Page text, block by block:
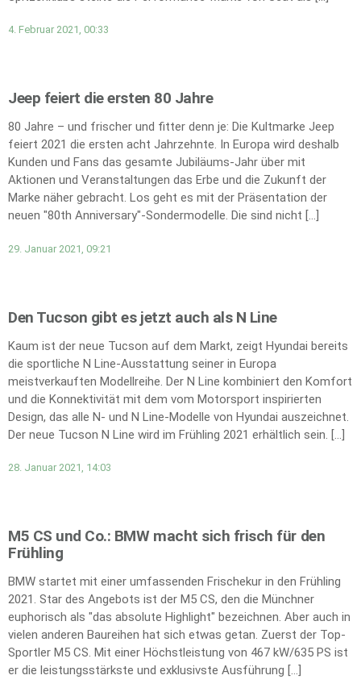
4. Februar 2021, 00:33
Jeep feiert die ersten 80 Jahre
80 Jahre – und frischer und fitter denn je: Die Kultmarke Jeep
feiert 2021 die ersten acht Jahrzehnte. In Europa wird deshalb
Kunden und Fans das gesamte Jubiläums-Jahr über mit
Aktionen und Veranstaltungen das Erbe und die Zukunft der
Marke näher gebracht. Los geht es mit der Präsentation der
neuen "80th Anniversary"-Sondermodelle. Die sind nicht […]
29. Januar 2021, 09:21
Den Tucson gibt es jetzt auch als N Line
Kaum ist der neue Tucson auf dem Markt, zeigt Hyundai bereits
die sportliche N Line-Ausstattung seiner in Europa
meistverkauften Modellreihe. Der N Line kombiniert den Komfort
und die Konnektivität mit dem vom Motorsport inspirierten
Design, das alle N- und N Line-Modelle von Hyundai auszeichnet.
Der neue Tucson N Line wird im Frühling 2021 erhältlich sein. […]
28. Januar 2021, 14:03
M5 CS und Co.: BMW macht sich frisch für den
Frühling
BMW startet mit einer umfassenden Frischekur in den Frühling
2021. Star des Angebots ist der M5 CS, den die Münchner
euphorisch als "das absolute Highlight" bezeichnen. Aber auch in
vielen anderen Baureihen hat sich etwas getan. Zuerst der Top-
Sportler M5 CS. Mit einer Höchstleistung von 467 kW/635 PS ist
er die leistungsstärkste und exklusivste Ausführung […]